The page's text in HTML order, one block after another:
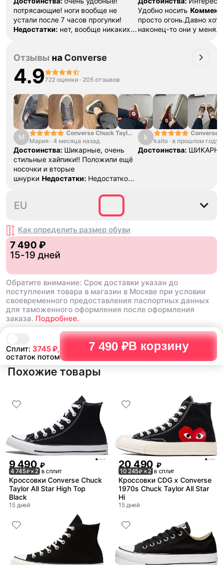
Сплит: 3745₽,
остаток потом
7 490 ₽В корзину
потрясающие! ноги вообще не
устали после 7 часов прогулки!
Недостатки: нет, вообще никаких
Удобно носить
просто огонь.Давно
наконец-то они у меня.
буду заказывать ещё.
Отзывы на Converse
4.9722 оценки · 205 отзывов
М
Converse Chuck Taylor
All Star Lift Double
Stack Platform Charms
Мария · 4 месяца назад
Достоинства: Шикарные, очень
стильные хайпики!! Положили ещё
носочки и вторые
шнурки Недостатки: Недостатков
k
Converse
"Falling
kaito · в прошлом году
Достоинства:
37.5
EU
Как определить размер обуви
7 490 ₽
15-19 дней
Обратите внимание: Срок доставки указан до
поступления товара в магазин в Москве при условии
своевременного предоставления паспортных данных
для таможенного оформления после оформления
заказа. Подробнее.
Похожие товары
9 490 ₽
4 745₽× 2 в сплит
Кроссовки Converse Chuck
Taylor All Star High Top
Black
15 дней
20 490 ₽
10 245₽ × 2 в сплит
Кроссовки CDG x Converse
1970s Chuck Taylor All Star
Hi
15 дней